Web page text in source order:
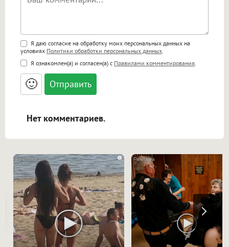
Поддержка HTML
<b>, <strong>, <u>, <i>, <em>, <s>, <big>,
<small>, <sup>, <sub>, <pre>, <ul>, <ol>, <li>,
<blockquote>, <code> экранирует HTML,
адреса URL автоматически становятся
ссылками, и [img]адрес[/img] будет
Я даю согласие на обработку моих персональных данных на
условиях Политики обработки персональных данных
Я ознакомлен(а) и согласен(а) с Правилами комментирования
🙂
Нет комментариев.
i